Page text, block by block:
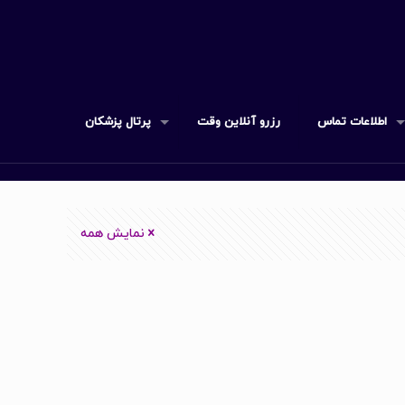
اطلاعات تماس رزرو آنلاین وقت پرتال پزشکان
نمایش همه